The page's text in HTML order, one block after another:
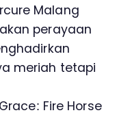
Malang
perayaan
meriah tetapi
Fire Horse